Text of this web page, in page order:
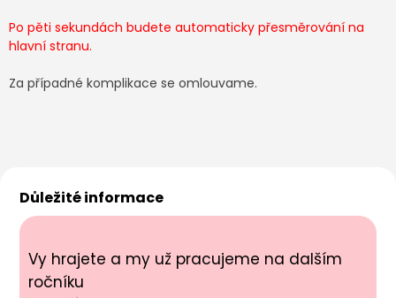
Po pěti sekundách budete automaticky přesměrování na
hlavní stranu.
Za případné komplikace se omlouvame.
Důležité informace
Vy hrajete a my už pracujeme na dalším
ročníku